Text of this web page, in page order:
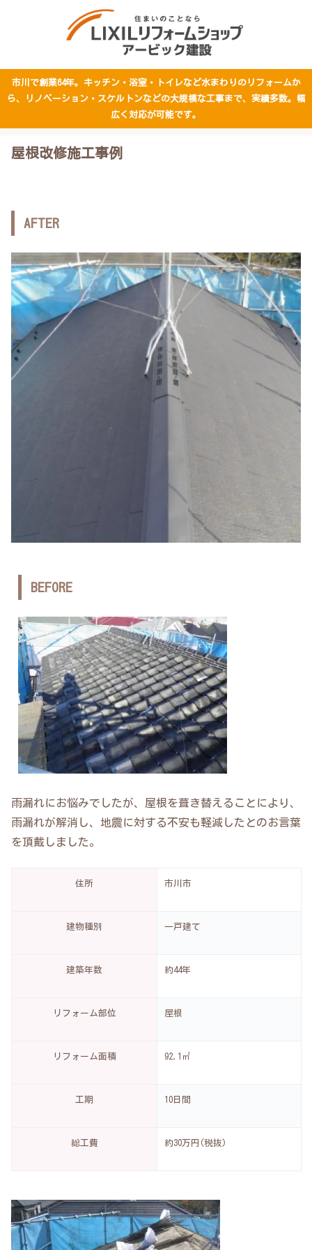
市川で創業64年。キッチン・浴室・トイレなど水まわりのリフォームか
ら、リノベーション・スケルトンなどの大規模な工事まで、実績多数。幅
広く対応が可能です。
屋根改修施工事例
AFTER
BEFORE
雨漏れにお悩みでしたが、屋根を葺き替えることにより、
雨漏れが解消し、地震に対する不安も軽減したとのお言葉
を頂戴しました。
住所 市川市
建物種別 一戸建て
建築年数 約44年
リフォーム部位 屋根
リフォーム面積 92.1㎡
工期 10日間
総工費 約30万円(税抜)